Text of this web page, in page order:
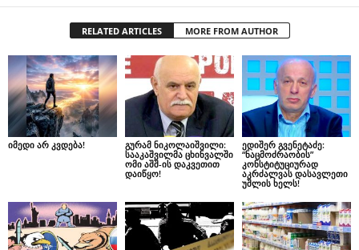
RELATED ARTICLES MORE FROM AUTHOR
იმედი არ კვდება!
გურამ ნიკოლაიშვილი:
სააკაშვილმა ცხინვალში
ომი აშშ-ის დაკვეთით
დაიწყო!
ედიშერ გვენეტაძე:
“ნაცმოძრაობის”
კონსტიტუციურად
აკრძალვას დასავლეთი
უშლის ხელს!